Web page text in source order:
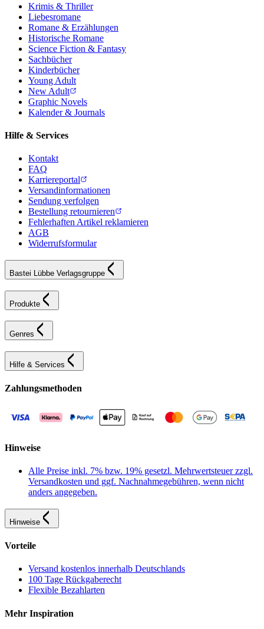
Krimis & Thriller
Liebesromane
Romane & Erzählungen
Historische Romane
Science Fiction & Fantasy
Sachbücher
Kinderbücher
Young Adult
New Adult
Graphic Novels
Kalender & Journals
Hilfe & Services
Kontakt
FAQ
Karriereportal
Versandinformationen
Sendung verfolgen
Bestellung retournieren
Fehlerhaften Artikel reklamieren
AGB
Widerrufsformular
Bastei Lübbe Verlagsgruppe
Produkte
Genres
Hilfe & Services
Zahlungsmethoden
Hinweise
Alle Preise inkl. 7% bzw. 19% gesetzl. Mehrwertsteuer zzgl.
Versandkosten und ggf. Nachnahmegebühren, wenn nicht
anders angegeben.
Hinweise
Vorteile
Versand kostenlos innerhalb Deutschlands
100 Tage Rückgaberecht
Flexible Bezahlarten
Mehr Inspiration